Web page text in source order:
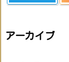
アーカイブ